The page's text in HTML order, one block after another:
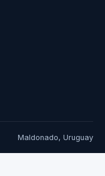
Maldonado, Uruguay